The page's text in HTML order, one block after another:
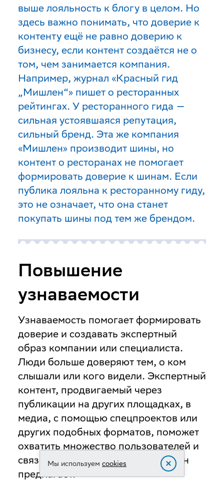
выше лояльность к блогу в целом. Но
здесь важно понимать, что доверие к
контенту ещё не равно доверию к
бизнесу, если контент создаётся не о
том, чем занимается компания.
Например, журнал «Красный гид
„Мишлен“» пишет о ресторанных
рейтингах. У ресторанного гида —
сильная устоявшаяся репутация,
сильный бренд. Эта же компания
«Мишлен» производит шины, но
контент о ресторанах не помогает
формировать доверие к шинам. Если
публика лояльна к ресторанному гиду,
это не означает, что она станет
покупать шины под тем же брендом.
Повышение
узнаваемости
Узнаваемость помогает формировать
доверие и создавать экспертный
образ компании или специалиста.
Люди больше доверяют тем, о ком
слышали или кого видели. Экспертный
контент, продвигаемый через
публикации на других площадках, в
медиа, с помощью спецпроектов или
других подобных форматов, поможет
охватить множество пользователей и
связать для них бренд с тем, что он
предлагает.
Мы используем cookies